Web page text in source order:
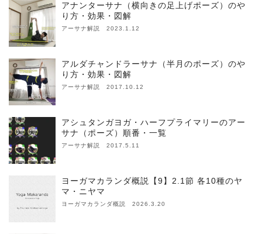
アナンターサナ（横向きの足上げポーズ）のや
り方・効果・図解
アーサナ解説 2023.1.12
アルダチャンドラーサナ（半月のポーズ）のや
り方・効果・図解
アーサナ解説 2017.10.12
アシュタンガヨガ・ハーフプライマリーのアー
サナ（ポーズ）順番・一覧
アーサナ解説 2017.5.11
ヨーガマカランダ概説【9】2.1節 各10種のヤ
マ・ニヤマ
ヨーガマカランダ概説 2026.3.20